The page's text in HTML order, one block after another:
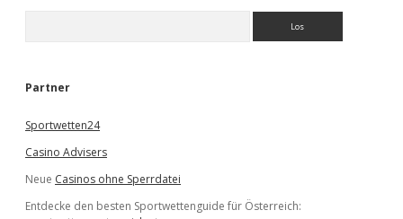
e
Partner
Sportwetten24
Casino Advisers
Neue Casinos ohne Sperrdatei
Entdecke den besten Sportwettenguide für Österreich: